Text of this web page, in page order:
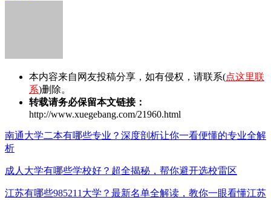
本内容来自网友投稿分享，如有侵权，请联系(点这里联
系)删除。
转载请务必保留本文链接：
http://www.xuegebang.com/21960.html
南通大学二本有哪些专业？深度剖析让你一看便懂的专业全解
析
成人大学有哪些学校好？超全揭秘，帮你避开选校雷区
江苏有哪些985211大学？最新名单全解读，教你一眼看懂江苏